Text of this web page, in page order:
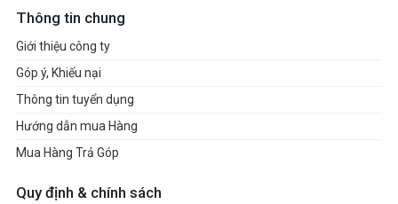
Thông tin chung
Giới thiệu công ty
Góp ý, Khiếu nại
Thông tin tuyển dụng
Hướng dẫn mua Hàng
Mua Hàng Trả Góp
Quy định & chính sách